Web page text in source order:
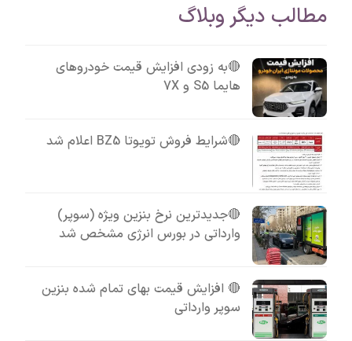
مطالب دیگر وبلاگ
🔴به زودی افزایش قیمت خودروهای
هایما S5 و 7X
🔴شرایط فروش تویوتا BZ5 اعلام شد
🔴جدیدترین نرخ بنزین ویژه (سوپر)
وارداتی در بورس انرژی مشخص شد
🔴 افزایش قیمت بهای تمام شده بنزین
سوپر وارداتی